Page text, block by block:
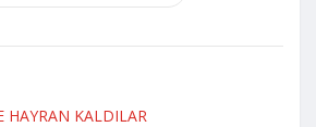
HAYRAN KALDILAR